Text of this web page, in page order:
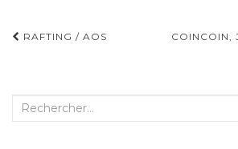
RAFTING / AOS COINCOIN,
Recherche :